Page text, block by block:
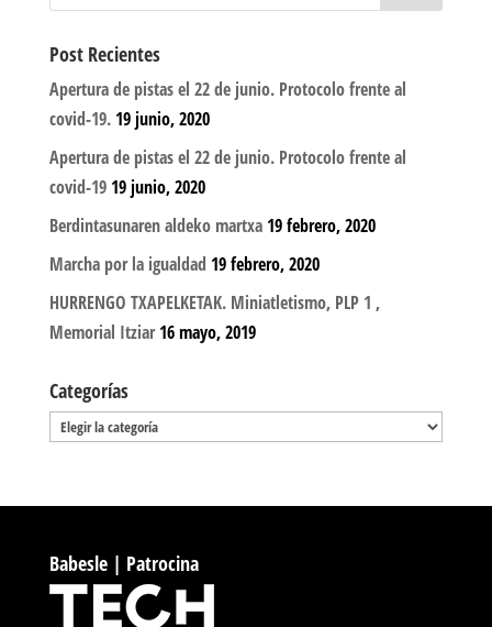
Post Recientes
Apertura de pistas el 22 de junio. Protocolo frente al
covid-19. 19 junio, 2020
Apertura de pistas el 22 de junio. Protocolo frente al
covid-19 19 junio, 2020
Berdintasunaren aldeko martxa 19 febrero, 2020
Marcha por la igualdad 19 febrero, 2020
HURRENGO TXAPELKETAK. Miniatletismo, PLP 1 ,
Memorial Itziar 16 mayo, 2019
Categorías
Categorías
Babesle | Patrocina